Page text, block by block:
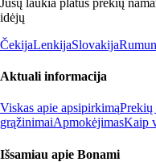
Jūsų laukia platus prekių
idėjų
ČekijaLenkijaSlovakija
Aktuali informacija
Viskas apie apsipirkimąPrekių
grąžinimaiApmokėjimasKaip
Išsamiau apie Bonami